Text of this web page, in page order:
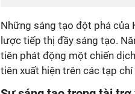
Những sáng tạo đột phá
lược tiếp thị đầy sáng tạo.
tiên phát động một chiến
tiên xuất hiện trên các tạp chí